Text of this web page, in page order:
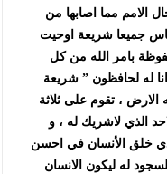
الامم مما اصابها من
جميعا شريعة اوحيت
بامر الله من كل
له لحافظون ” شريعة
، تقوم على ثلاثة
الذي لاشريك له ، و
خلق الأنسان في احسن
له ليكون الانسان